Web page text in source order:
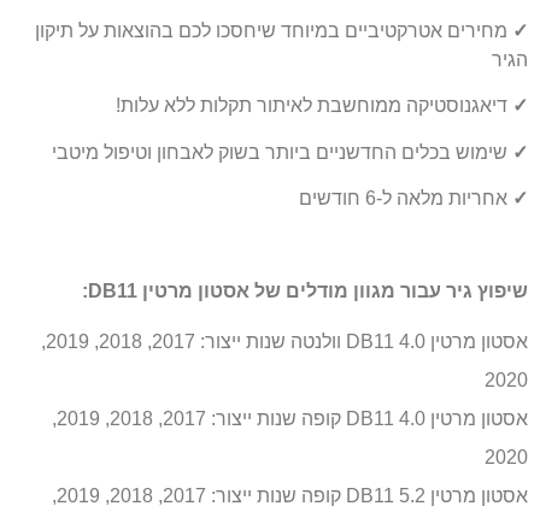
✓ מחירים אטרקטיביים במיוחד שיחסכו לכם בהוצאות על תיקון
הגיר
✓ דיאגנוסטיקה ממוחשבת לאיתור תקלות ללא עלות!
✓ שימוש בכלים החדשניים ביותר בשוק לאבחון וטיפול מיטבי
✓ אחריות מלאה ל-6 חודשים
שיפוץ גיר עבור מגוון מודלים של אסטון מרטין DB11:
אסטון מרטין DB11 4.0 וולנטה שנות ייצור: 2017, 2018, 2019,
2020
אסטון מרטין DB11 4.0 קופה שנות ייצור: 2017, 2018, 2019,
2020
אסטון מרטין DB11 5.2 קופה שנות ייצור: 2017, 2018, 2019,